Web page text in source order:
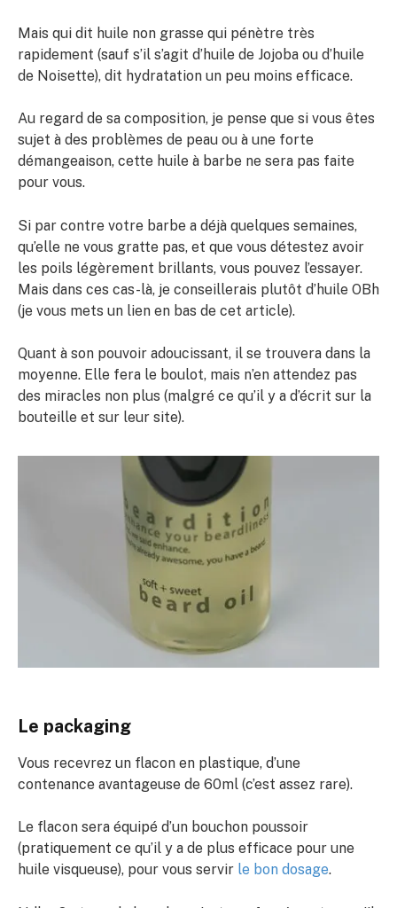
Mais qui dit huile non grasse qui pénètre très
rapidement (sauf s’il s’agit d’huile de Jojoba ou d’huile
de Noisette), dit hydratation un peu moins efficace.
Au regard de sa composition, je pense que si vous êtes
sujet à des problèmes de peau ou à une forte
démangeaison, cette huile à barbe ne sera pas faite
pour vous.
Si par contre votre barbe a déjà quelques semaines,
qu’elle ne vous gratte pas, et que vous détestez avoir
les poils légèrement brillants, vous pouvez l’essayer.
Mais dans ces cas-là, je conseillerais plutôt d’huile OBh
(je vous mets un lien en bas de cet article).
Quant à son pouvoir adoucissant, il se trouvera dans la
moyenne. Elle fera le boulot, mais n’en attendez pas
des miracles non plus (malgré ce qu’il y a d’écrit sur la
bouteille et sur leur site).
Le packaging
Vous recevrez un flacon en plastique, d’une
contenance avantageuse de 60ml (c’est assez rare).
Le flacon sera équipé d’un bouchon poussoir
(pratiquement ce qu’il y a de plus efficace pour une
huile visqueuse), pour vous servir le bon dosage.